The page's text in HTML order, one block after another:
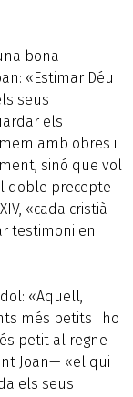
bona
«Estimar Déu
seus
els
amb obres i
sinó que vol
doble precepte
«cada cristià
testimoni en
«Aquell,
més petits i ho
petit al regne
Joan— «el qui
els seus